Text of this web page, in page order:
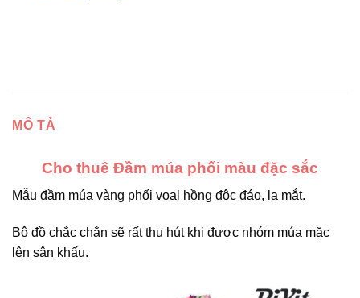
MÔ TẢ
Cho thuê Đầm múa phối màu đặc sắc
Mẫu đầm múa vàng phối voal hồng độc đáo, lạ mắt.
Bộ đồ chắc chắn sẽ rất thu hút khi được nhóm múa mặc
lên sân khấu.